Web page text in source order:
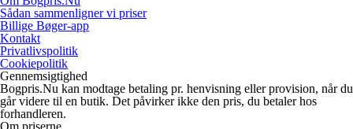
Sådan sammenligner vi priser
Billige Bøger-app
Kontakt
Privatlivspolitik
Cookiepolitik
Gennemsigtighed
Bogpris.Nu kan modtage betaling pr. henvisning eller provision, når du
går videre til en butik. Det påvirker ikke den pris, du betaler hos
forhandleren.
Om priserne